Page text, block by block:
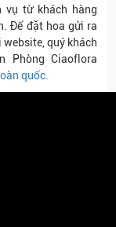
vụ từ khách hàng
Để đặt hoa gửi ra
quý khách
Ciaoflora
quốc.